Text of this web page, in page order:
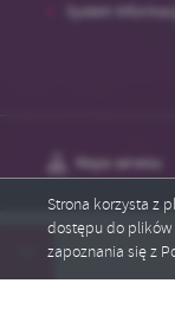
Strona korzysta z
dostępu do plików
zapoznania się z
System
Mapa serwisu
Copyright by